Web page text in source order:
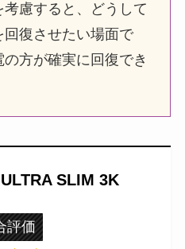
慮すると、どうして
回復させたい場面で
方が確実に回復でき
SLIM 3K
評価